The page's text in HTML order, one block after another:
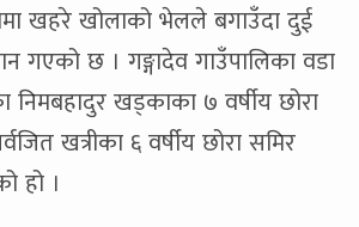
खहरे खोलाको भेलले बगाउँदा दुई
गएको छ । गङ्गादेव गाउँपालिका वडा
निमबहादुर खड्काका ७ वर्षीय छोरा
खत्रीका ६ वर्षीय छोरा समिर
हो ।